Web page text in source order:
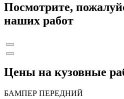
Посмотрите,
наших работ
Цены на кузовные
БАМПЕР ПЕРЕДНИЙ